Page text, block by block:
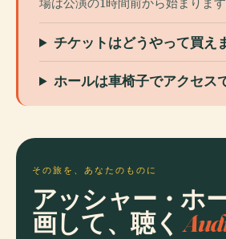
チケットはどうやって買え
ホールは車椅子でアクセス
その旅を、あなたのものに
アッシャー・ホ
画して、聴く